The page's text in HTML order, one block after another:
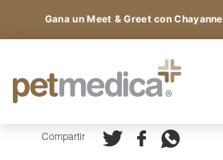
Gana un Meet & Greet con Chayanne
Registrarte
Compartir